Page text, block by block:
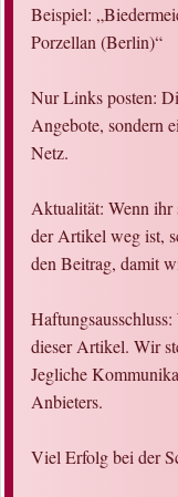
Beispiel:
Porzellan (Berlin)“
Nur Links posten:
Angebote, sondern
Netz.
Aktualität: Wenn ihr
der Artikel weg ist,
den Beitrag, damit
dieser Artikel. Wir
Jegliche
Anbieters.
Viel Erfolg bei der